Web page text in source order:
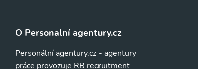
O Personalní agentury.cz
Personální agentury.cz - agentury
práce provozuje RB recruitment